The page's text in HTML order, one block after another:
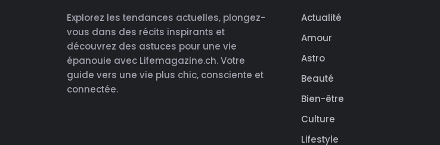
Explorez les tendances actuelles, plongez-
vous dans des récits inspirants et
découvrez des astuces pour une vie
épanouie avec Lifemagazine.ch. Votre
guide vers une vie plus chic, consciente et
connectée.
Actualité
Amour
Astro
Beauté
Bien-être
Culture
Lifestyle